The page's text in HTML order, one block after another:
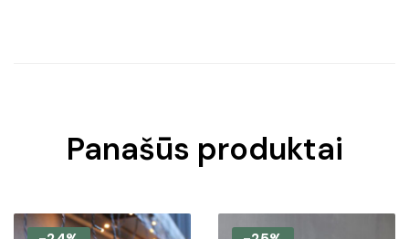
Panašūs produktai